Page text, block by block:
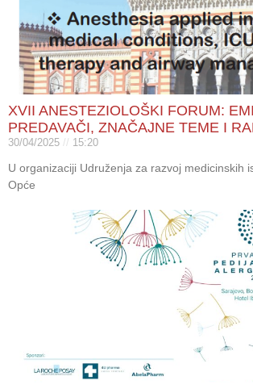
XVII ANESTEZIOLOŠKI FORUM:
PREDAVAČI, ZNAČAJNE TEME I
30/04/2025 15:20
U organizaciji Udruženja za razvoj medicinskih
Opće